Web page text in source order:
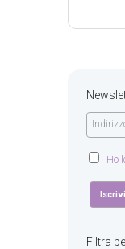
Ho
Filtra